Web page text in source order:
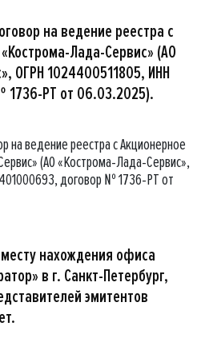
на ведение реестра с
Лада-Сервис» (АО
ОГРН 1024400511805, ИНН
РТ от 06.03.2025).
на ведение реестра с Акционерное
(АО «Кострома-Лада-Сервис»,
договор № 1736-РТ от
нахождения офиса
в г. Санкт-Петербург,
эмитентов